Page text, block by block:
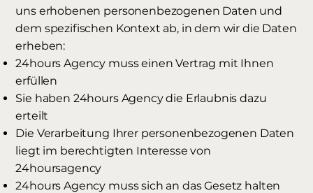
uns erhobenen personenbezogenen Daten und
dem spezifischen Kontext ab, in dem wir die Daten
erheben:
24hours Agency muss einen Vertrag mit Ihnen
erfüllen
Sie haben 24hours Agency die Erlaubnis dazu
erteilt
Die Verarbeitung Ihrer personenbezogenen Daten
liegt im berechtigten Interesse von
24hoursagency
24hours Agency muss sich an das Gesetz halten